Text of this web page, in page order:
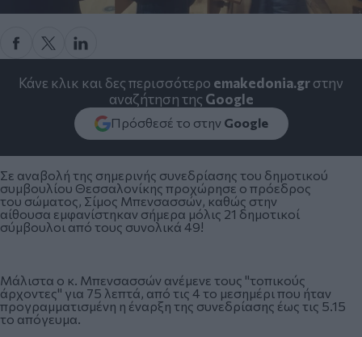
Κάνε κλικ και δες περισσότερο emakedonia.grστην
αναζήτηση της Google
Πρόσθεσέ το στην Google
Σε αναβολή της σημερινής συνεδρίασης του δημοτικού
συμβουλίου Θεσσαλονίκης προχώρησε ο πρόεδρος
του σώματος, Σίμος Μπενσασσών, καθώς στην
αίθουσα εμφανίστηκαν σήμερα μόλις 21 δημοτικοί
σύμβουλοι από τους συνολικά 49!
Μάλιστα ο κ. Μπενσασσών ανέμενε τους "τοπικούς
άρχοντες" για 75 λεπτά, από τις 4 το μεσημέρι που ήταν
προγραμματισμένη η έναρξη της συνεδρίασης έως τις 5.15
το απόγευμα.